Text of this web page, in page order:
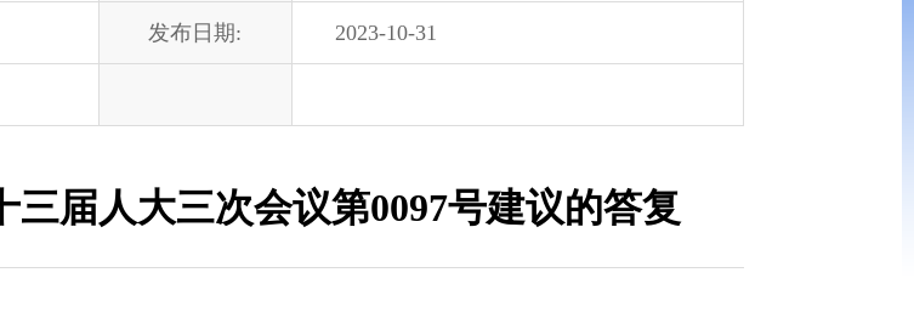
发布日期: 2023-10-31
届人大三次会议第0097号建议的答复